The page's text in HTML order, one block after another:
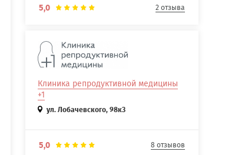
5,0 2 отзыва
Клиника репродуктивной медицины
+1
ул. Лобачевского, 98к3
5,0 8 отзывов